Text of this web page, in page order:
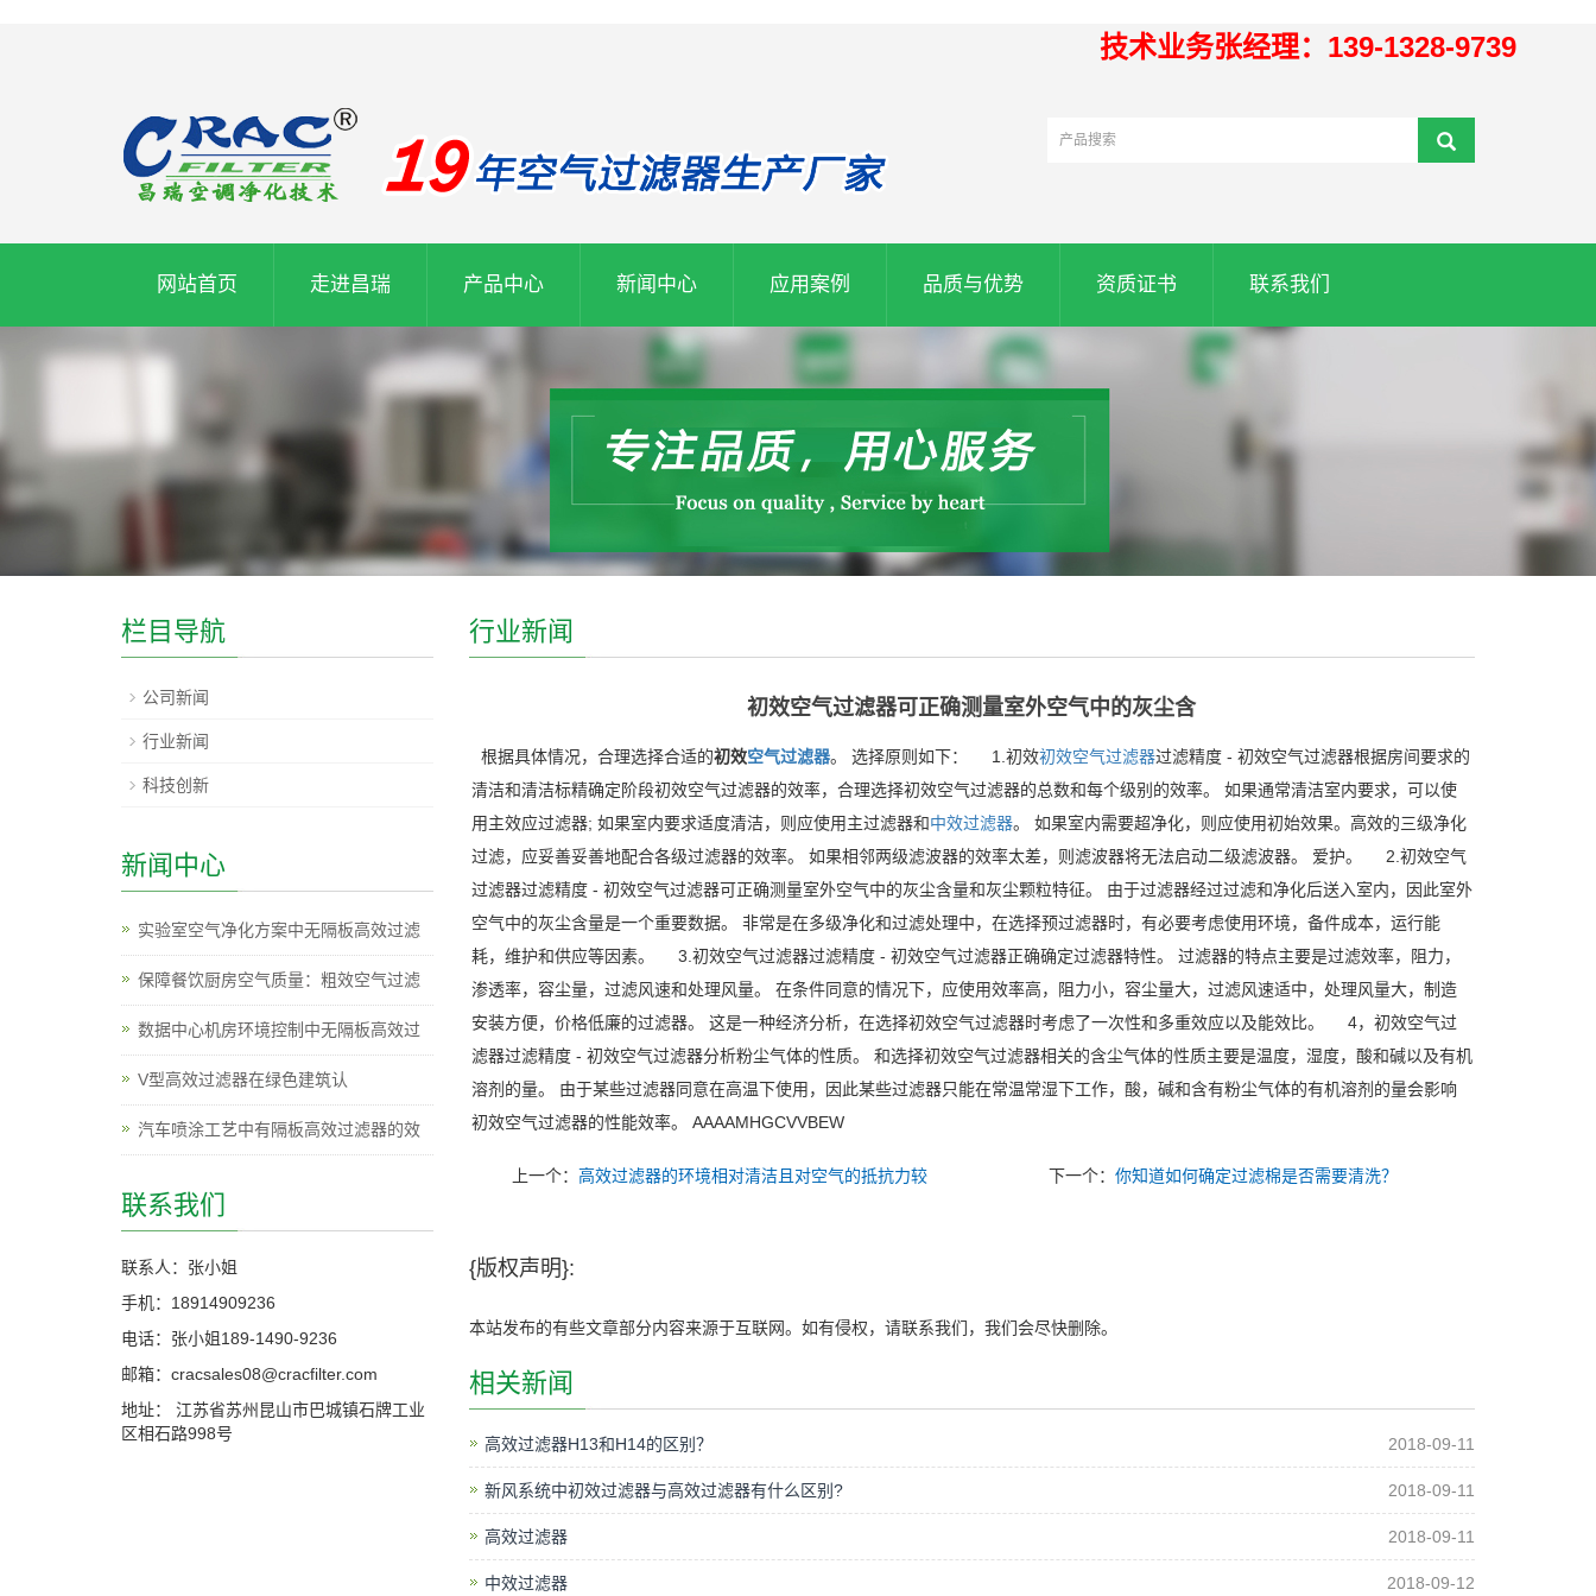
技术业务张经理：139-1328-9739
网站首页 走进昌瑞 产品中心 新闻中心 应用案例 品质与优势 资质证书 联系我们
行业新闻
初效空气过滤器可正确测量室外空气中的灰尘含
根据具体情况，合理选择合适的初效空气过滤器。 选择原则如下： 1.初效初效空气过滤器过滤精度 - 初效空气过滤器根据房间要求的
清洁和清洁标精确定阶段初效空气过滤器的效率，合理选择初效空气过滤器的总数和每个级别的效率。 如果通常清洁室内要求，可以使
用主效应过滤器; 如果室内要求适度清洁，则应使用主过滤器和中效过滤器。 如果室内需要超净化，则应使用初始效果。高效的三级净化
过滤，应妥善妥善地配合各级过滤器的效率。 如果相邻两级滤波器的效率太差，则滤波器将无法启动二级滤波器。 爱护。
2.初效空气
过滤器过滤精度 - 初效空气过滤器可正确测量室外空气中的灰尘含量和灰尘颗粒特征。 由于过滤器经过过滤和净化后送入室内，因此室外
空气中的灰尘含量是一个重要数据。 非常是在多级净化和过滤处理中，在选择预过滤器时，有必要考虑使用环境，备件成本，运行能
耗，维护和供应等因素。
3.初效空气过滤器过滤精度 - 初效空气过滤器正确确定过滤器特性。 过滤器的特点主要是过滤效率，阻力，
渗透率，容尘量，过滤风速和处理风量。 在条件同意的情况下，应使用效率高，阻力小，容尘量大，过滤风速适中，处理风量大，制造
安装方便，价格低廉的过滤器。 这是一种经济分析，在选择初效空气过滤器时考虑了一次性和多重效应以及能效比。
4，初效空气过
滤器过滤精度 - 初效空气过滤器分析粉尘气体的性质。 和选择初效空气过滤器相关的含尘气体的性质主要是温度，湿度，酸和碱以及有机
溶剂的量。 由于某些过滤器同意在高温下使用，因此某些过滤器只能在常温常湿下工作，酸，碱和含有粉尘气体的有机溶剂的量会影响
初效空气过滤器的性能效率。
AAAAMHGCVVBEW
上一个：高效过滤器的环境相对清洁且对空气的抵抗力较 下一个：你知道如何确定过滤棉是否需要清洗？
{版权声明}:
本站发布的有些文章部分内容来源于互联网。如有侵权，请联系我们，我们会尽快删除。
相关新闻
高效过滤器H13和H14的区别？ 2018-09-11
新风系统中初效过滤器与高效过滤器有什么区别? 2018-09-11
高效过滤器 2018-09-11
中效过滤器 2018-09-12
栏目导航
公司新闻
行业新闻
科技创新
新闻中心
实验室空气净化方案中无隔板高效过滤
保障餐饮厨房空气质量：粗效空气过滤
数据中心机房环境控制中无隔板高效过
V型高效过滤器在绿色建筑认
汽车喷涂工艺中有隔板高效过滤器的效
联系我们
联系人：张小姐
手机：18914909236
电话：张小姐189-1490-9236
邮箱：cracsales08@cracfilter.com
地址： 江苏省苏州昆山市巴城镇石牌工业
区相石路998号